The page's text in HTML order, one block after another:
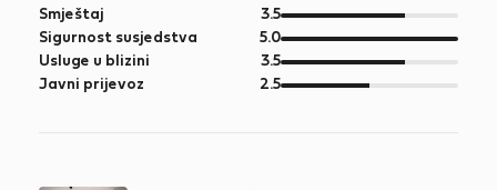
5
Smještaj 3.5od
5
Sigurnost susjedstva 5.0od
5
Usluge u blizini 3.5od
5
Javni prijevoz 2.5od